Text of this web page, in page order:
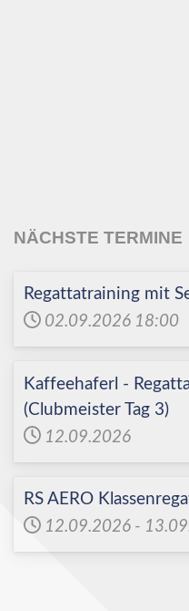
NÄCHSTE TERMINE
Regattatraining mit
02.09.2026 18:00
Kaffeehaferl -
(Clubmeister Tag 3)
12.09.2026
RS AERO
12.09.2026 -